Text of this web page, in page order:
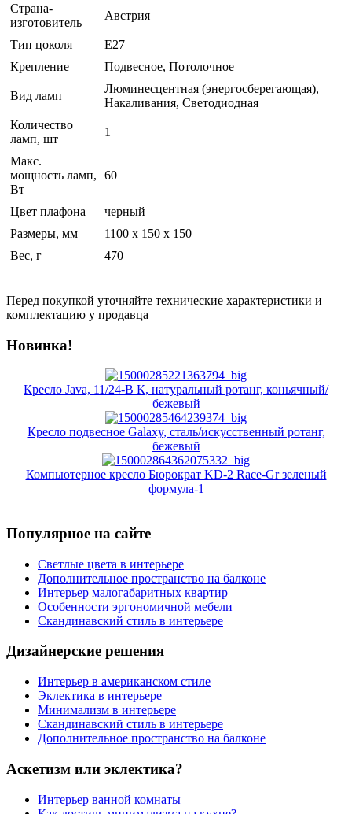
Страна-
изготовитель
Австрия
Тип цоколя
E27
Крепление
Подвесное, Потолочное
Вид ламп
Люминесцентная (энергосберегающая),
Накаливания, Светодиодная
Количество
ламп, шт
1
Макс.
мощность ламп,
Вт
60
Цвет плафона
черный
Размеры, мм
1100 x 150 x 150
Вес, г
470
Перед покупкой уточняйте технические характеристики и
комплектацию у продавца
Новинка!
Кресло Java, 11/24-В К, натуральный ротанг, коньячный/
бежевый
Кресло подвесное Galaxy, сталь/искусственный ротанг,
бежевый
Компьютерное кресло Бюрократ KD-2 Race-Gr зеленый
формула-1
Популярное на сайте
Светлые цвета в интерьере
Дополнительное пространство на балконе
Интерьер малогабаритных квартир
Особенности эргономичной мебели
Скандинавский стиль в интерьере
Дизайнерские решения
Интерьер в американском стиле
Эклектика в интерьере
Минимализм в интерьере
Скандинавский стиль в интерьере
Дополнительное пространство на балконе
Аскетизм или эклектика?
Интерьер ванной комнаты